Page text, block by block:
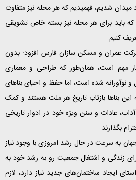
شدیم، فهمیدیم که هر محله نیز متفاوت
باید برای هر محله نیز بسته خاص تشویقی
کنیم.
عمران و مسکن سازان فارس افزود: بدون
مهم است، همان‌طور که طراحی و معماری
نوآورانه شده است، اما حفظ و احیای بناهای
این بناها بازتاب تاریخ هر ملت هستند و کمک
عادات و سنن ویژه خود در ادوار تاریخی
بگذارند.
به سرعت در حال رشد امروزی با وجود نیاز
زندگی و اشتغال جمعیت رو به رشد خود به
ایجاد ساختمان‌های جدید نیاز دارد، لازم